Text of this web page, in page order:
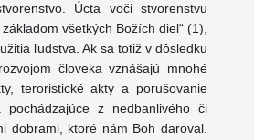
Úcta voči stvorenstvu
všetkých Božích diel“ (1),
ľudstva. Ak sa totiž v dôsledku
človeka vznášajú mnohé
teroristické akty a porušovanie
z nedbanlivého či
dobrami, ktoré nám Boh daroval.